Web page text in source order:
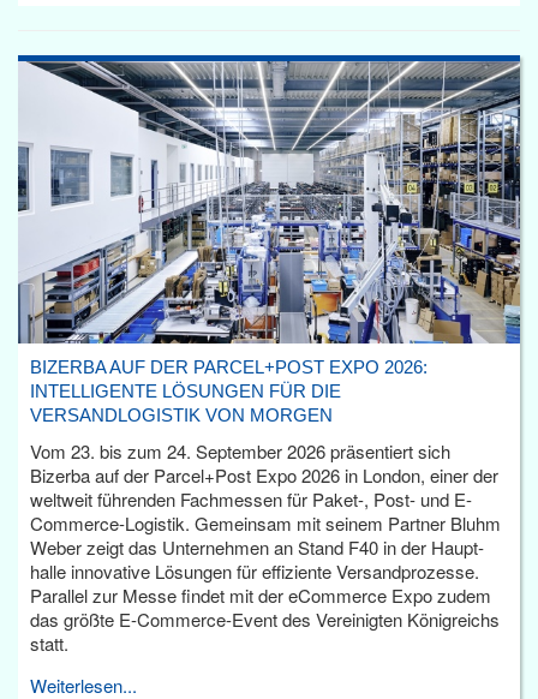
BIZERBA AUF DER PARCEL+POST EXPO 2026:
INTELLIGENTE LÖSUNGEN FÜR DIE
VERSANDLOGISTIK VON MORGEN
Vom 23. bis zum 24. September 2026 präsentiert sich
Bizerba auf der Parcel+Post Expo 2026 in London, einer der
weltweit führenden Fachmessen für Paket-, Post- und E-
Commerce-Logistik. Gemeinsam mit seinem Partner Bluhm
Weber zeigt das Unternehmen an Stand F40 in der Haupt­
halle innovative Lösungen für effiziente Versandprozesse.
Parallel zur Messe findet mit der eCommerce Expo zudem
das größte E-Commerce-Event des Vereinigten Königreichs
statt.
Weiterlesen...